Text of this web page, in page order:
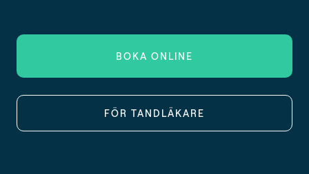
BOKA ONLINE
FÖR TANDLÄKARE